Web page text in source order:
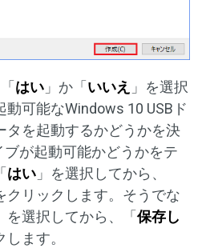
はい 」か「 いいえ 」を選択
動可能なWindows 10 USBド
タを起動するかどうかを決
ブが起動可能かどうかをテ
はい 」を選択してから、
クリックします。そうでな
を選択してから、「 保存し
します。